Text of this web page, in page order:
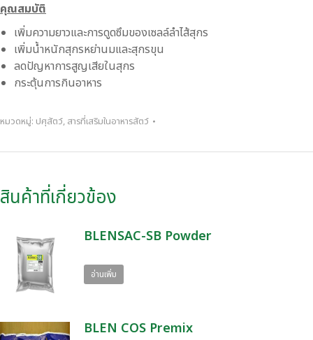
คุณสมบัติ
เพิ่มความยาวและการดูดซึมของเซลล์ลำไส้สุกร
เพิ่มน้ำหนักสุกรหย่านมและสุกรขุน
ลดปัญหาการสูญเสียในสุกร
กระตุ้นการกินอาหาร
หมวดหมู่: ปศุสัตว์, สารที่เสริมในอาหารสัตว์
สินค้าที่เกี่ยวข้อง
BLENSAC-SB Powder
อ่านเพิ่ม
BLEN COS Premix